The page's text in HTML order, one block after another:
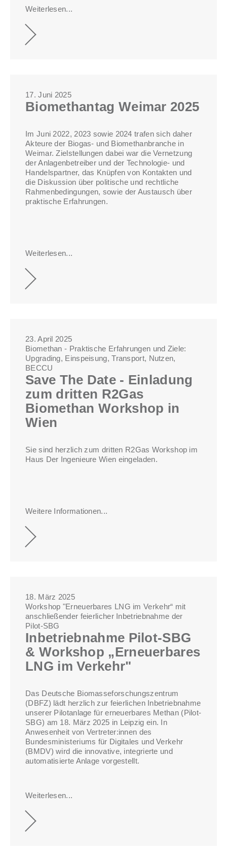
Weiterlesen...
17. Juni 2025
Biomethantag Weimar 2025
Im Juni 2022, 2023 sowie 2024 trafen sich daher
Akteure der Biogas- und Biomethanbranche in
Weimar. Zielstellungen dabei war die Vernetzung
der Anlagenbetreiber und der Technologie- und
Handelspartner, das Knüpfen von Kontakten und
die Diskussion über politische und rechtliche
Rahmenbedingungen, sowie der Austausch über
praktische Erfahrungen.
Weiterlesen...
23. April 2025
Biomethan - Praktische Erfahrungen und Ziele:
Upgrading, Einspeisung, Transport, Nutzen,
BECCU
Save The Date - Einladung
zum dritten R2Gas
Biomethan Workshop in
Wien
Sie sind herzlich zum dritten R2Gas Workshop im
Haus Der Ingenieure Wien eingeladen.
Weitere Informationen...
18. März 2025
Workshop "Erneuerbares LNG im Verkehr“ mit
anschließender feierlicher Inbetriebnahme der
Pilot-SBG
Inbetriebnahme Pilot-SBG
& Workshop „Erneuerbares
LNG im Verkehr"
Das Deutsche Biomasseforschungszentrum
(DBFZ) lädt herzlich zur feierlichen Inbetriebnahme
unserer Pilotanlage für erneuerbares Methan (Pilot-
SBG) am 18. März 2025 in Leipzig ein. In
Anwesenheit von Vertreter:innen des
Bundesministeriums für Digitales und Verkehr
(BMDV) wird die innovative, integrierte und
automatisierte Anlage vorgestellt.
Weiterlesen...